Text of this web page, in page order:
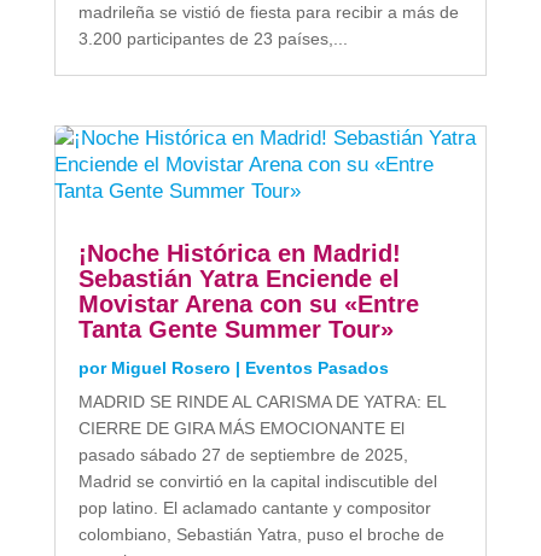
madrileña se vistió de fiesta para recibir a más de
3.200 participantes de 23 países,...
¡Noche Histórica en Madrid!
Sebastián Yatra Enciende el
Movistar Arena con su «Entre
Tanta Gente Summer Tour»
por Miguel Rosero | Eventos Pasados
MADRID SE RINDE AL CARISMA DE YATRA: EL
CIERRE DE GIRA MÁS EMOCIONANTE El
pasado sábado 27 de septiembre de 2025,
Madrid se convirtió en la capital indiscutible del
pop latino. El aclamado cantante y compositor
colombiano, Sebastián Yatra, puso el broche de